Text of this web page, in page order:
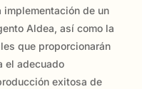
de un
Aldea, así como la
que proporcionarán
el adecuado
exitosa de